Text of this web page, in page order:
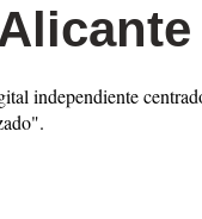
independiente